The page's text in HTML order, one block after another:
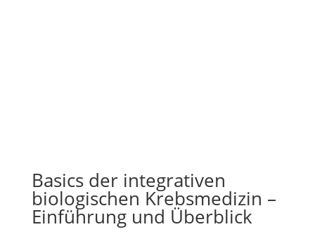
Basics der integrativen
biologischen Krebsmedizin –
Einführung und Überblick